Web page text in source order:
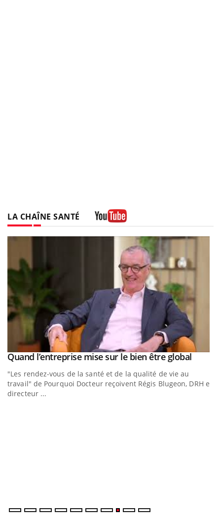
LA CHAÎNE SANTÉ
Youtube
Quand l’entreprise mise sur le bien être global
"Les rendez-vous de la santé et de la qualité de vie au
travail" de Pourquoi Docteur reçoivent Régis Blugeon, DRH et
directeur ...